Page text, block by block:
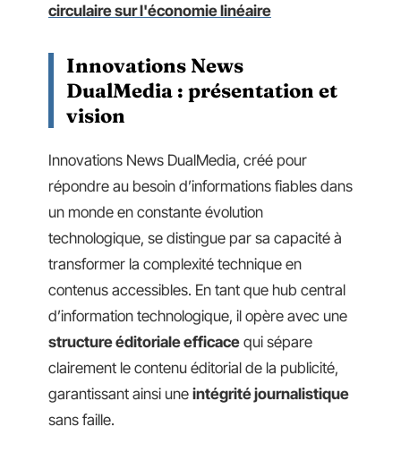
circulaire sur l'économie linéaire
Innovations News
DualMedia : présentation et
vision
Innovations News DualMedia, créé pour
répondre au besoin d’informations fiables dans
un monde en constante évolution
technologique, se distingue par sa capacité à
transformer la complexité technique en
contenus accessibles. En tant que hub central
d’information technologique, il opère avec une
structure éditoriale efficace qui sépare
clairement le contenu éditorial de la publicité,
garantissant ainsi une intégrité journalistique
sans faille.